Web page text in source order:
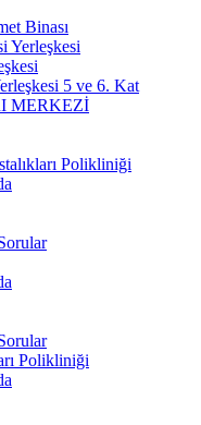
Binası
Yerleşkesi
5 ve 6. Kat
MERKEZİ
Polikliniği
Polikliniği